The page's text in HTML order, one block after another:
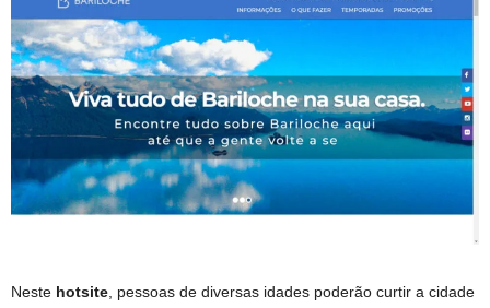
Neste hotsite , pessoas de diversas idades poderão curtir a cidade